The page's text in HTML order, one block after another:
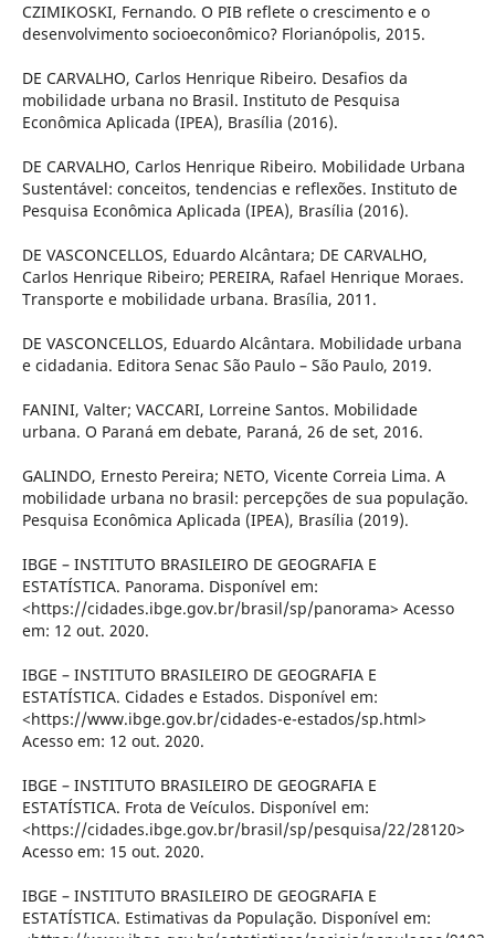
CZIMIKOSKI, Fernando. O PIB reflete o crescimento e o
desenvolvimento socioeconômico? Florianópolis, 2015.
DE CARVALHO, Carlos Henrique Ribeiro. Desafios da
mobilidade urbana no Brasil. Instituto de Pesquisa
Econômica Aplicada (IPEA), Brasília (2016).
DE CARVALHO, Carlos Henrique Ribeiro. Mobilidade Urbana
Sustentável: conceitos, tendencias e reflexões. Instituto de
Pesquisa Econômica Aplicada (IPEA), Brasília (2016).
DE VASCONCELLOS, Eduardo Alcântara; DE CARVALHO,
Carlos Henrique Ribeiro; PEREIRA, Rafael Henrique Moraes.
Transporte e mobilidade urbana. Brasília, 2011.
DE VASCONCELLOS, Eduardo Alcântara. Mobilidade urbana
e cidadania. Editora Senac São Paulo – São Paulo, 2019.
FANINI, Valter; VACCARI, Lorreine Santos. Mobilidade
urbana. O Paraná em debate, Paraná, 26 de set, 2016.
GALINDO, Ernesto Pereira; NETO, Vicente Correia Lima. A
mobilidade urbana no brasil: percepções de sua população.
Pesquisa Econômica Aplicada (IPEA), Brasília (2019).
IBGE – INSTITUTO BRASILEIRO DE GEOGRAFIA E
ESTATÍSTICA. Panorama. Disponível em:
<https://cidades.ibge.gov.br/brasil/sp/panorama> Acesso
em: 12 out. 2020.
IBGE – INSTITUTO BRASILEIRO DE GEOGRAFIA E
ESTATÍSTICA. Cidades e Estados. Disponível em:
<https://www.ibge.gov.br/cidades-e-estados/sp.html>
Acesso em: 12 out. 2020.
IBGE – INSTITUTO BRASILEIRO DE GEOGRAFIA E
ESTATÍSTICA. Frota de Veículos. Disponível em:
<https://cidades.ibge.gov.br/brasil/sp/pesquisa/22/28120>
Acesso em: 15 out. 2020.
IBGE – INSTITUTO BRASILEIRO DE GEOGRAFIA E
ESTATÍSTICA. Estimativas da População. Disponível em: